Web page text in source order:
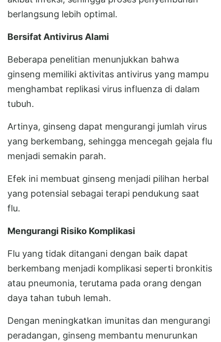
berlangsung lebih optimal.
Bersifat Antivirus Alami
Beberapa penelitian menunjukkan bahwa
ginseng memiliki aktivitas antivirus yang mampu
menghambat replikasi virus influenza di dalam
tubuh.
Artinya, ginseng dapat mengurangi jumlah virus
yang berkembang, sehingga mencegah gejala flu
menjadi semakin parah.
Efek ini membuat ginseng menjadi pilihan herbal
yang potensial sebagai terapi pendukung saat
flu.
Mengurangi Risiko Komplikasi
Flu yang tidak ditangani dengan baik dapat
berkembang menjadi komplikasi seperti bronkitis
atau pneumonia, terutama pada orang dengan
daya tahan tubuh lemah.
Dengan meningkatkan imunitas dan mengurangi
peradangan, ginseng membantu menurunkan